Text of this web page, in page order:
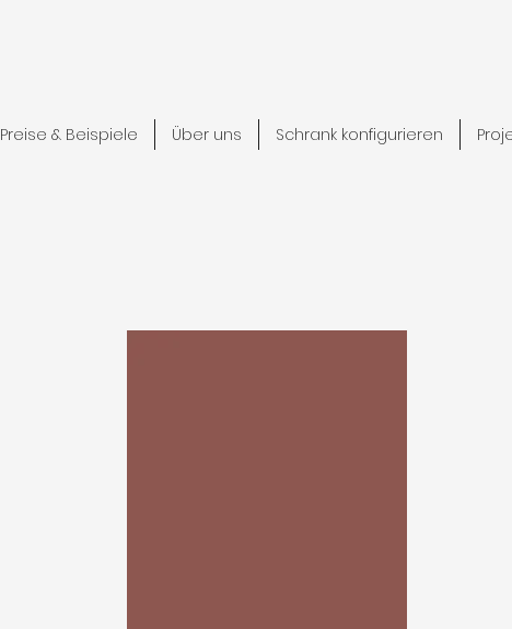
Preise & Beispiele Über uns Schrank konfigurieren